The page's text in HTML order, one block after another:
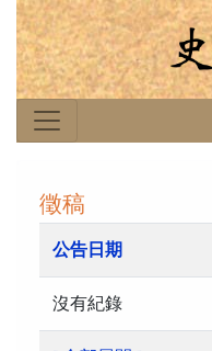
徵稿
公告日期
沒有紀錄